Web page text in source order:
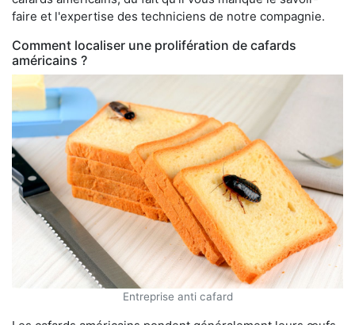
faire et l'expertise des techniciens de notre compagnie.
Comment localiser une prolifération de cafards
américains ?
Entreprise anti cafard